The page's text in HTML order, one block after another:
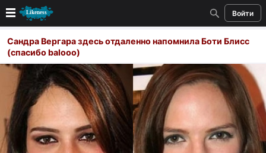
Войти
Новые
Лучшие
Голосование
Кандидаты
Сандра Вергара здесь отдаленно напомнила Боти Блисс
(спасибо balooo)